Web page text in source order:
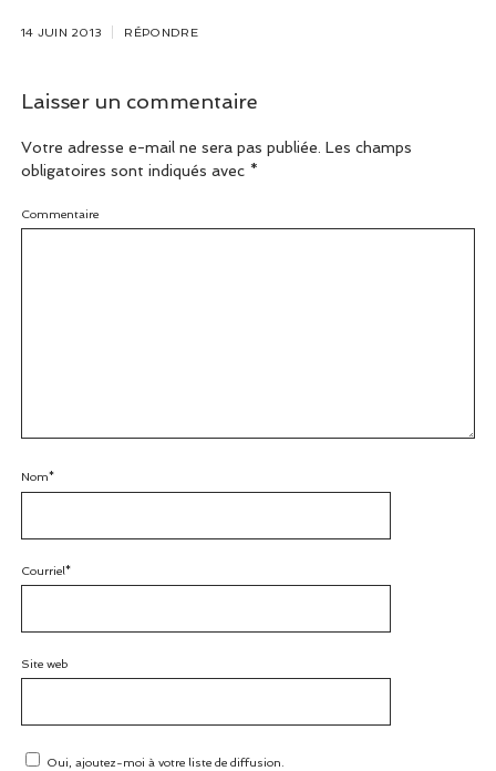
14 JUIN 2013 RÉPONDRE
Laisser un commentaire
Votre adresse e-mail ne sera pas publiée. Les champs
obligatoires sont indiqués avec *
Commentaire
Nom*
Courriel*
Site web
Oui, ajoutez-moi à votre liste de diffusion.